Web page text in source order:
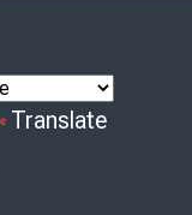
Translate